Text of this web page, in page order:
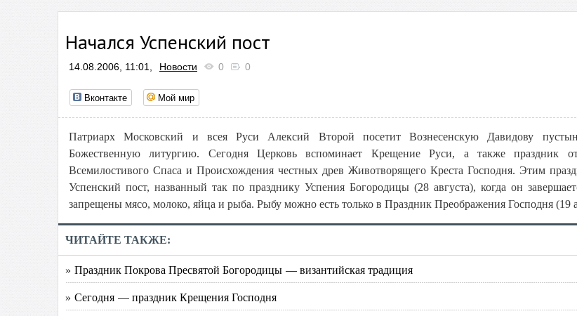
Начался Успенский пост
14.08.2006, 11:01, Новости 0 0
Вконтакте Мой мир
Патриарх Московский и всея Руси Алексий Второй посетит Вознесенскую Давидову
Божественную литургию. Сегодня Церковь вспоминает Крещение Руси, а также праздник
Всемилостивого Спаса и Происхождения честных древ Животворящего Креста Господня. Этим
Успенский пост, названный так по празднику Успения Богородицы (28 августа), когда он
запрещены мясо, молоко, яйца и рыба. Рыбу можно есть только в Праздник Преображения Господня (19
ЧИТАЙТЕ ТАКЖЕ:
» Праздник Покрова Пресвятой Богородицы — византийская традиция
» Сегодня — праздник Крещения Господня